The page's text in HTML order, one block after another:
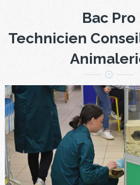
Bac Pro
Technicien